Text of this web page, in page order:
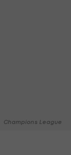
Champions League